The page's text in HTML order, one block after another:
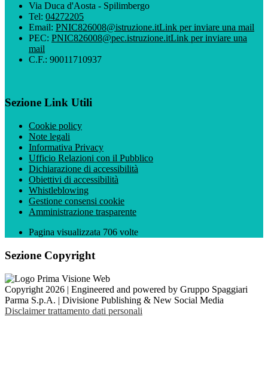
Via Duca d'Aosta - Spilimbergo
Tel: 04272205
Email: PNIC826008@istruzione.itLink per inviare una mail
PEC: PNIC826008@pec.istruzione.itLink per inviare una
mail
C.F.: 90011710937
Sezione Link Utili
Cookie policy
Note legali
Informativa Privacy
Ufficio Relazioni con il Pubblico
Dichiarazione di accessibilità
Obiettivi di accessibilità
Whistleblowing
Gestione consensi cookie
Amministrazione trasparente
Pagina visualizzata 706 volte
Sezione Copyright
Copyright 2026 | Engineered and powered by Gruppo Spaggiari
Parma S.p.A. | Divisione Publishing & New Social Media
Disclaimer trattamento dati personali